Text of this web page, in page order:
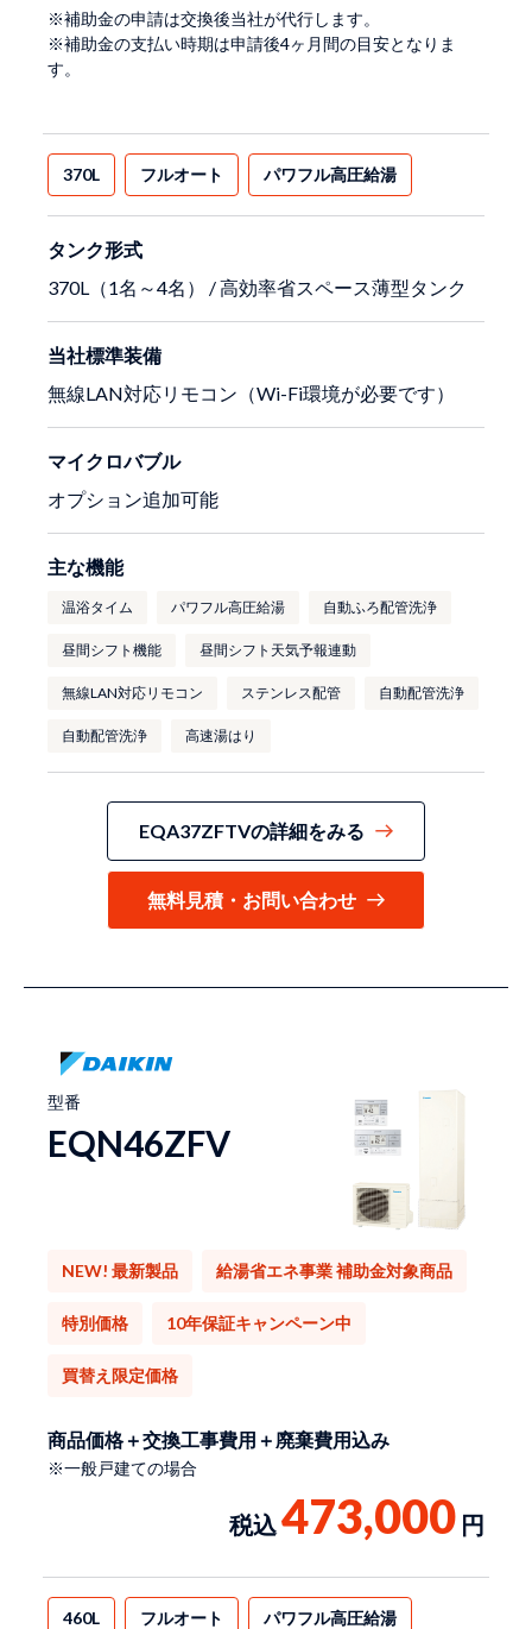
※補助金の申請は交換後当社が代行します。
※補助金の支払い時期は申請後4ヶ月間の目安となりま
す。
370L フルオート パワフル高圧給湯
タンク形式
370L（1名～4名） / 高効率省スペース薄型タンク
当社標準装備
無線LAN対応リモコン（Wi-Fi環境が必要です）
マイクロバブル
オプション追加可能
主な機能
温浴タイム パワフル高圧給湯 自動ふろ配管洗浄
昼間シフト機能 昼間シフト天気予報連動
無線LAN対応リモコン ステンレス配管 自動配管洗浄
自動配管洗浄 高速湯はり
EQA37ZFTVの詳細をみる
無料見積・お問い合わせ
型番
EQN46ZFV
NEW! 最新製品 給湯省エネ事業 補助金対象商品
特別価格 10年保証キャンペーン中
買替え限定価格
商品価格＋交換工事費用＋廃棄費用込み
※一般戸建ての場合
税込473,000 円
460L フルオート パワフル高圧給湯